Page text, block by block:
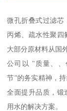
微孔折叠式过滤芯
丙烯、疏水性聚四
大部分原材料从国
公司以 "质量、、
节”的务实精神，
全面提升品质，锻
用水的解决方案。